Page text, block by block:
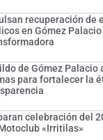
recuperación de
en Gómez Palacio
de Gómez Palacio
para fortalecer la
celebración del
«Irritilas»